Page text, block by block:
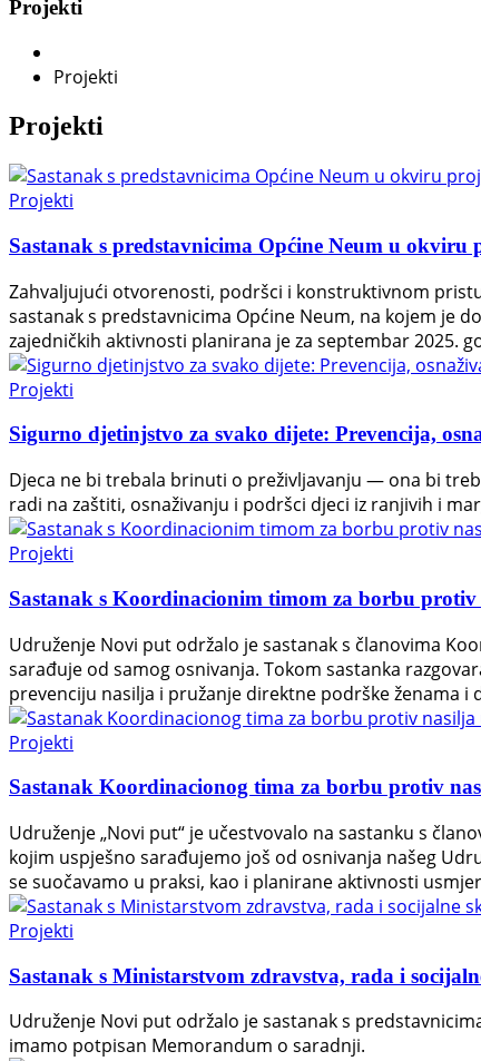
Projekti
Projekti
Projekti
Projekti
Sastanak s predstavnicima Općine Neum u
Zahvaljujući otvorenosti, podršci i konstruktivnom
sastanak s predstavnicima Općine Neum, na kojem je
zajedničkih aktivnosti planirana je za septembar 2025.
Projekti
Sigurno djetinjstvo za svako dijete: Prevencija,
Djeca ne bi trebala brinuti o preživljavanju — ona bi
radi na zaštiti, osnaživanju i podršci djeci iz ranjivih i
Projekti
Sastanak s Koordinacionim timom za borbu
Udruženje Novi put održalo je sastanak s članovima
sarađuje od samog osnivanja. Tokom sastanka
prevenciju nasilja i pružanje direktne podrške ženama i
Projekti
Sastanak Koordinacionog tima za borbu protiv
Udruženje „Novi put“ je učestvovalo na sastanku s
kojim uspješno sarađujemo još od osnivanja našeg
se suočavamo u praksi, kao i planirane aktivnosti
Projekti
Sastanak s Ministarstvom zdravstva, rada i
Udruženje Novi put održalo je sastanak s
imamo potpisan Memorandum o saradnji.